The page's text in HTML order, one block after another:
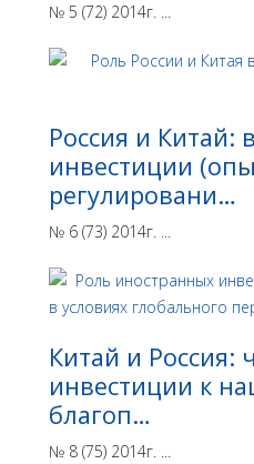
№ 5 (72) 2014г. ...
Россия и Китай:
инвестиции
регулировани…
№ 6 (73) 2014г. ...
Китай и Россия:
инвестиции к
благоп…
№ 8 (75) 2014г. ...